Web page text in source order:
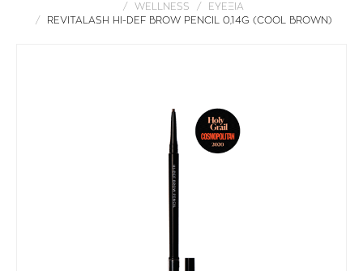
WELLNESS
ΕΥΕΞΙΑ
REVITALASH HI-DEF BROW PENCIL 0,14G (COOL BROWN)